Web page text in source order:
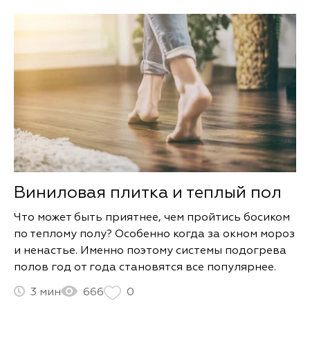
Виниловая плитка и теплый пол
Что может быть приятнее, чем пройтись босиком
по теплому полу? Особенно когда за окном мороз
и ненастье. Именно поэтому системы подогрева
полов год от года становятся все популярнее.
3 666 0